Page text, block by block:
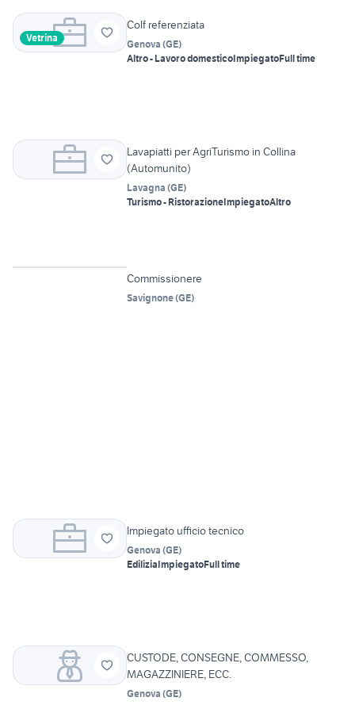
Vetrina
Colf referenziata
Genova (GE)
Altro - Lavoro domesticoImpiegatoFull time
Lavapiatti per AgriTurismo in Collina
(Automunito)
Lavagna (GE)
Turismo - RistorazioneImpiegatoAltro
Commissionere
Savignone(GE)
Impiegato ufficio tecnico
Genova (GE)
EdiliziaImpiegatoFull time
CUSTODE, CONSEGNE, COMMESSO,
MAGAZZINIERE, ECC.
Genova (GE)